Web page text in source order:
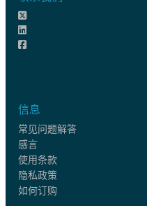
信息
常见问题解答
感言
使用条款
隐私政策
如何订购